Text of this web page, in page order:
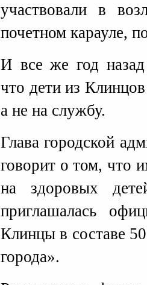
участвовали в
почетном карауле,
И все же год
что дети из
а не на службу.
Глава городской
говорит о том, что
на здоровых
приглашалась
Клинцы в составе
города».